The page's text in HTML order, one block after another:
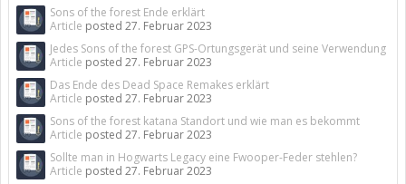
Sons of the forest Ende erklärt
Article posted 27. Februar 2023
Jedes Sons of the forest GPS-Ortungsgerät und seine Verwendung
Article posted 27. Februar 2023
Das Ende des Dead Space Remakes erklärt
Article posted 27. Februar 2023
Sons of the forest katana Standort und wie man es bekommt
Article posted 27. Februar 2023
Sollte man in Hogwarts Legacy eine Fwooper-Feder stehlen?
Article posted 27. Februar 2023